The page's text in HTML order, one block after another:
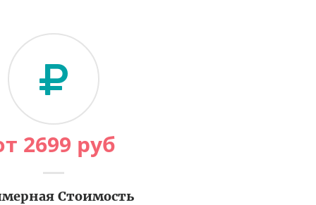
2699 руб
Стоимость